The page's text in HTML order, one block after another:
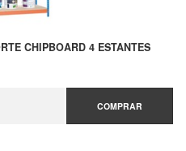
CHIPBOARD 4 ESTANTES
COMPRAR